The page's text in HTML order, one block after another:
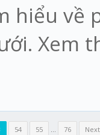
hiểu về
Xem
54 55 ... 76